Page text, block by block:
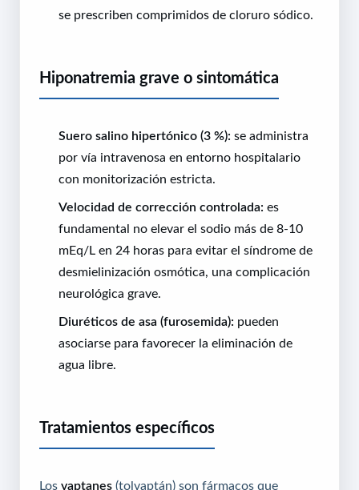
se prescriben comprimidos de cloruro sódico.
Hiponatremia grave o sintomática
Suero salino hipertónico (3 %): se administra
por vía intravenosa en entorno hospitalario
con monitorización estricta.
Velocidad de corrección controlada: es
fundamental no elevar el sodio más de 8-10
mEq/L en 24 horas para evitar el síndrome de
desmielinización osmótica, una complicación
neurológica grave.
Diuréticos de asa (furosemida): pueden
asociarse para favorecer la eliminación de
agua libre.
Tratamientos específicos
Los vaptanes (tolvaptán) son fármacos que